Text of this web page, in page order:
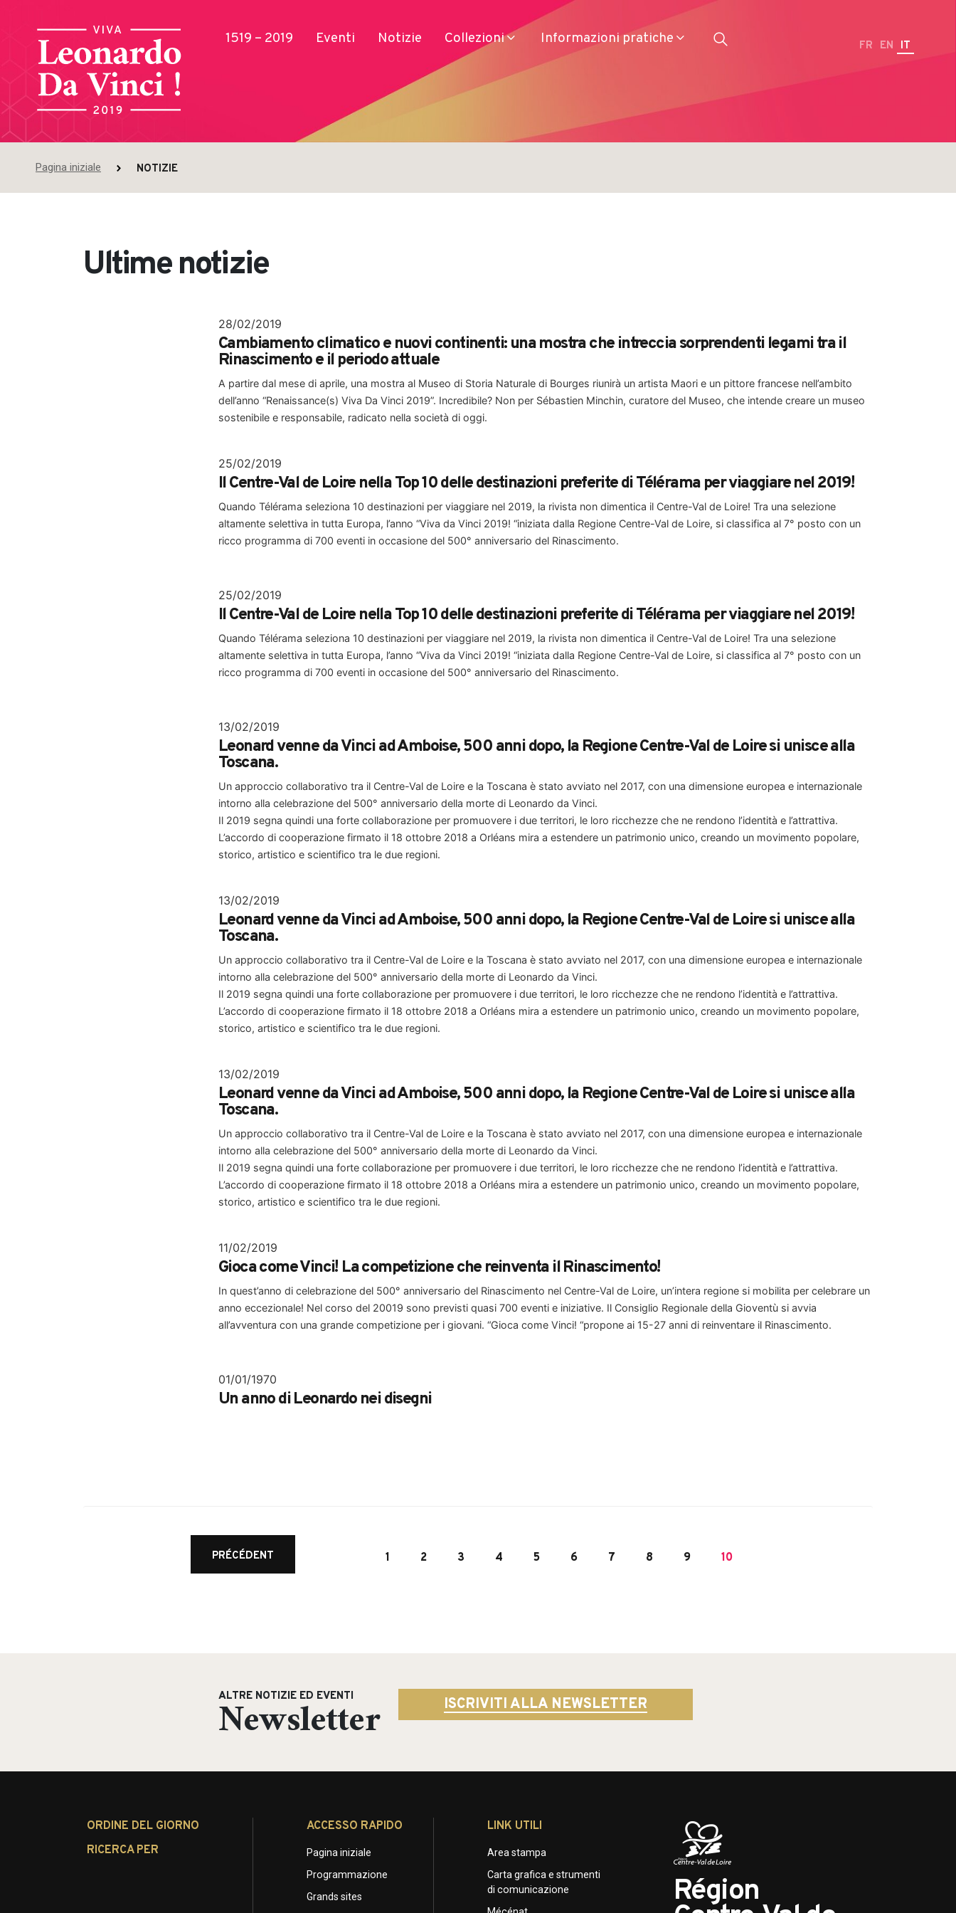
1519 – 2019 Eventi Notizie Collezioni Informazioni pratiche FR EN IT
Pagina iniziale NOTIZIE
Ultime notizie
28/02/2019
Cambiamento climatico e nuovi continenti: una mostra che intreccia sorprendenti legami tra il
Rinascimento e il periodo attuale
A partire dal mese di aprile, una mostra al Museo di Storia Naturale di Bourges riunirà un artista Maori e un pittore francese nell’ambito
dell’anno “Renaissance(s) Viva Da Vinci 2019”. Incredibile? Non per Sébastien Minchin, curatore del Museo, che intende creare un museo
sostenibile e responsabile, radicato nella società di oggi.
25/02/2019
Il Centre-Val de Loire nella Top 10 delle destinazioni preferite di Télérama per viaggiare nel 2019!
Quando Télérama seleziona 10 destinazioni per viaggiare nel 2019, la rivista non dimentica il Centre-Val de Loire! Tra una selezione
altamente selettiva in tutta Europa, l’anno “Viva da Vinci 2019! “iniziata dalla Regione Centre-Val de Loire, si classifica al 7° posto con un
ricco programma di 700 eventi in occasione del 500° anniversario del Rinascimento.
25/02/2019
Il Centre-Val de Loire nella Top 10 delle destinazioni preferite di Télérama per viaggiare nel 2019!
Quando Télérama seleziona 10 destinazioni per viaggiare nel 2019, la rivista non dimentica il Centre-Val de Loire! Tra una selezione
altamente selettiva in tutta Europa, l’anno “Viva da Vinci 2019! “iniziata dalla Regione Centre-Val de Loire, si classifica al 7° posto con un
ricco programma di 700 eventi in occasione del 500° anniversario del Rinascimento.
13/02/2019
Leonard venne da Vinci ad Amboise, 500 anni dopo, la Regione Centre-Val de Loire si unisce alla
Toscana.
Un approccio collaborativo tra il Centre-Val de Loire e la Toscana è stato avviato nel 2017, con una dimensione europea e internazionale
intorno alla celebrazione del 500° anniversario della morte di Leonardo da Vinci.
Il 2019 segna quindi una forte collaborazione per promuovere i due territori, le loro ricchezze che ne rendono l’identità e l’attrattiva.
L’accordo di cooperazione firmato il 18 ottobre 2018 a Orléans mira a estendere un patrimonio unico, creando un movimento popolare,
storico, artistico e scientifico tra le due regioni.
13/02/2019
Leonard venne da Vinci ad Amboise, 500 anni dopo, la Regione Centre-Val de Loire si unisce alla
Toscana.
Un approccio collaborativo tra il Centre-Val de Loire e la Toscana è stato avviato nel 2017, con una dimensione europea e internazionale
intorno alla celebrazione del 500° anniversario della morte di Leonardo da Vinci.
Il 2019 segna quindi una forte collaborazione per promuovere i due territori, le loro ricchezze che ne rendono l’identità e l’attrattiva.
L’accordo di cooperazione firmato il 18 ottobre 2018 a Orléans mira a estendere un patrimonio unico, creando un movimento popolare,
storico, artistico e scientifico tra le due regioni.
13/02/2019
Leonard venne da Vinci ad Amboise, 500 anni dopo, la Regione Centre-Val de Loire si unisce alla
Toscana.
Un approccio collaborativo tra il Centre-Val de Loire e la Toscana è stato avviato nel 2017, con una dimensione europea e internazionale
intorno alla celebrazione del 500° anniversario della morte di Leonardo da Vinci.
Il 2019 segna quindi una forte collaborazione per promuovere i due territori, le loro ricchezze che ne rendono l’identità e l’attrattiva.
L’accordo di cooperazione firmato il 18 ottobre 2018 a Orléans mira a estendere un patrimonio unico, creando un movimento popolare,
storico, artistico e scientifico tra le due regioni.
11/02/2019
Gioca come Vinci! La competizione che reinventa il Rinascimento!
In quest’anno di celebrazione del 500° anniversario del Rinascimento nel Centre-Val de Loire, un’intera regione si mobilita per celebrare un
anno eccezionale! Nel corso del 20019 sono previsti quasi 700 eventi e iniziative. Il Consiglio Regionale della Gioventù si avvia
all’avventura con una grande competizione per i giovani. “Gioca come Vinci! “propone ai 15-27 anni di reinventare il Rinascimento.
01/01/1970
Un anno di Leonardo nei disegni
PRÉCÉDENT 1 2 3 4 5 6 7 8 9 10
ALTRE NOTIZIE ED EVENTI
Newsletter ISCRIVITI ALLA NEWSLETTER
ORDINE DEL GIORNO
RICERCA PER
ACCESSO RAPIDO
Pagina iniziale
Programmazione
Grands sites
LINK UTILI
Area stampa
Carta grafica e strumenti
di comunicazione
Région
Search
for: